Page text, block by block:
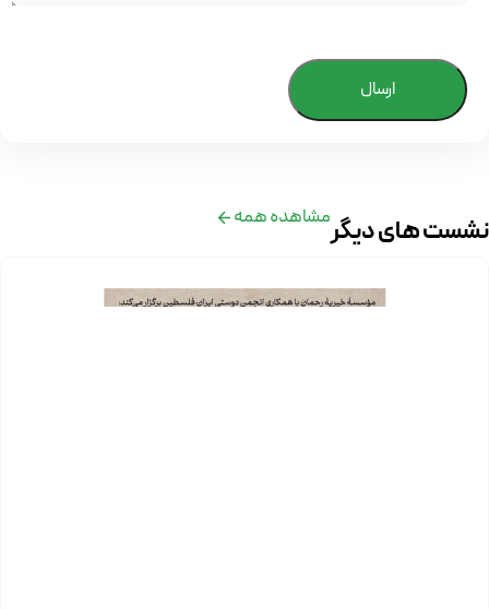
ارسال
نشست های دیگرمشاهده همه